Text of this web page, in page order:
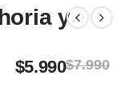
y
$7.990
$5.990